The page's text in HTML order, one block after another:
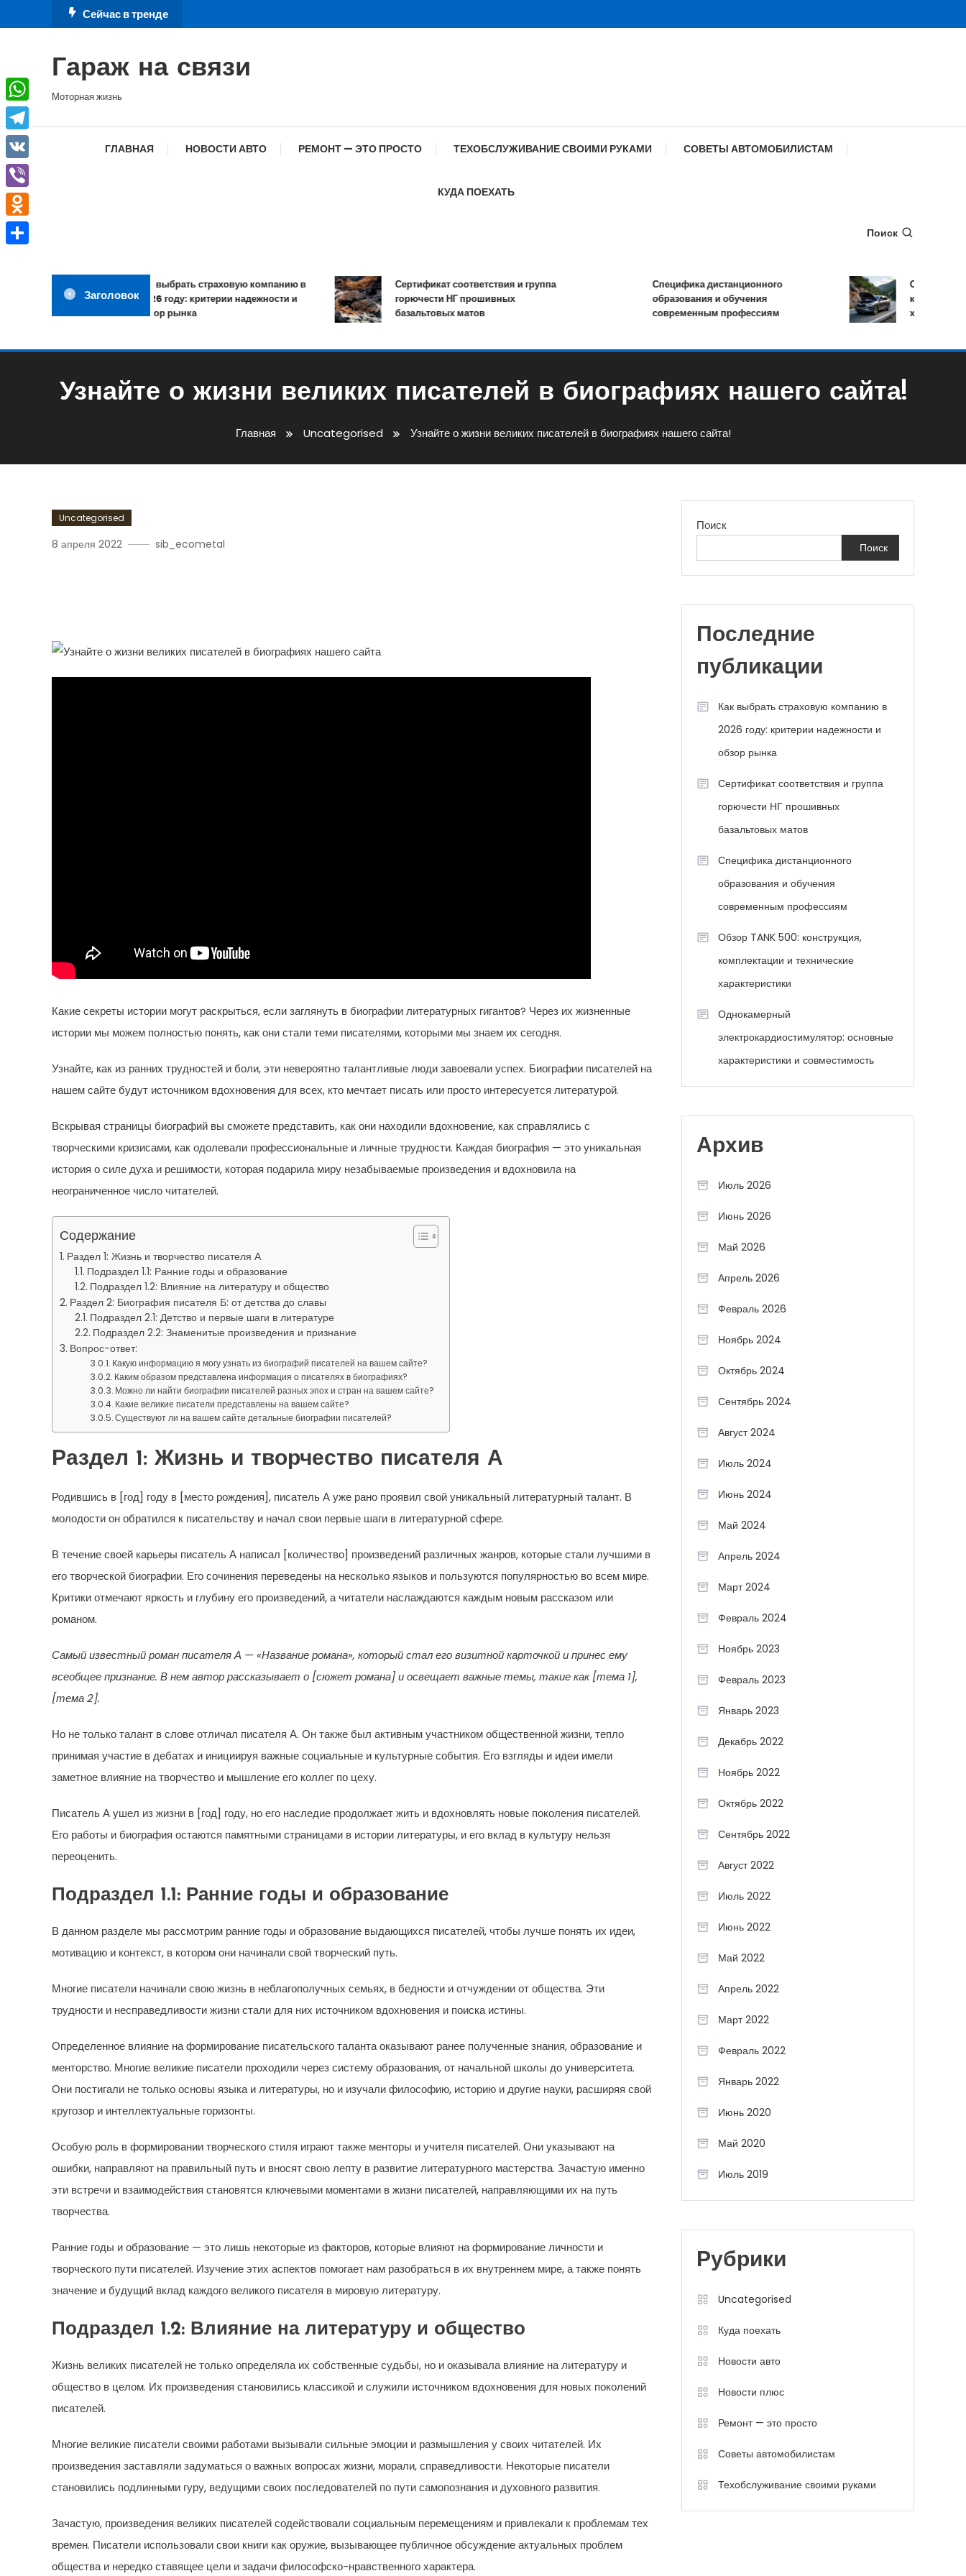
к
Сейчас в тренде
Гараж на связи
Моторная жизнь
ГЛАВНАЯ НОВОСТИ АВТО РЕМОНТ — ЭТО ПРОСТО ТЕХОБСЛУЖИВАНИЕ СВОИМИ РУКАМИ СОВЕТЫ АВТОМОБИЛИСТАМ
КУДА ПОЕХАТЬ
Поиск
Заголовок
Как выбрать страховую компанию в
2026 году: критерии надежности и
обзор рынка
Сертификат соответствия и группа
горючести НГ прошивных
базальтовых матов
Специфика дистанционного
образования и обучения
современным профессиям
Обзор TANK
комплектации и
характеристики
Узнайте о жизни великих писателей в биографиях нашего сайта!
Главная Uncategorised Узнайте о жизни великих писателей в биографиях нашего сайта!
Uncategorised
8 апреля 2022 sib_ecometal
Какие секреты истории могут раскрыться, если заглянуть в биографии литературных гигантов? Через их жизненные
истории мы можем полностью понять, как они стали теми писателями, которыми мы знаем их сегодня.
Узнайте, как из ранних трудностей и боли, эти невероятно талантливые люди завоевали успех. Биографии писателей на
нашем сайте будут источником вдохновения для всех, кто мечтает писать или просто интересуется литературой.
Вскрывая страницы биографий вы сможете представить, как они находили вдохновение, как справлялись с
творческими кризисами, как одолевали профессиональные и личные трудности. Каждая биография — это уникальная
история о силе духа и решимости, которая подарила миру незабываемые произведения и вдохновила на
неограниченное число читателей.
Содержание
Раздел 1: Жизнь и творчество писателя А
Подраздел 1.1: Ранние годы и образование
Подраздел 1.2: Влияние на литературу и общество
Раздел 2: Биография писателя Б: от детства до славы
Подраздел 2.1: Детство и первые шаги в литературе
Подраздел 2.2: Знаменитые произведения и признание
Вопрос-ответ:
Какую информацию я могу узнать из биографий писателей на вашем сайте?
Каким образом представлена информация о писателях в биографиях?
Можно ли найти биографии писателей разных эпох и стран на вашем сайте?
Какие великие писатели представлены на вашем сайте?
Существуют ли на вашем сайте детальные биографии писателей?
Раздел 1: Жизнь и творчество писателя А
Родившись в [год] году в [место рождения], писатель А уже рано проявил свой уникальный литературный талант. В
молодости он обратился к писательству и начал свои первые шаги в литературной сфере.
В течение своей карьеры писатель А написал [количество] произведений различных жанров, которые стали лучшими в
его творческой биографии. Его сочинения переведены на несколько языков и пользуются популярностью во всем мире.
Критики отмечают яркость и глубину его произведений, а читатели наслаждаются каждым новым рассказом или
романом.
Самый известный роман писателя А — «Название романа», который стал его визитной карточкой и принес ему
всеобщее признание. В нем автор рассказывает о [сюжет романа] и освещает важные темы, такие как [тема 1],
[тема 2].
Но не только талант в слове отличал писателя А. Он также был активным участником общественной жизни, тепло
принимая участие в дебатах и инициируя важные социальные и культурные события. Его взгляды и идеи имели
заметное влияние на творчество и мышление его коллег по цеху.
Писатель А ушел из жизни в [год] году, но его наследие продолжает жить и вдохновлять новые поколения писателей.
Его работы и биография остаются памятными страницами в истории литературы, и его вклад в культуру нельзя
переоценить.
Подраздел 1.1: Ранние годы и образование
В данном разделе мы рассмотрим ранние годы и образование выдающихся писателей, чтобы лучше понять их идеи,
мотивацию и контекст, в котором они начинали свой творческий путь.
Многие писатели начинали свою жизнь в неблагополучных семьях, в бедности и отчуждении от общества. Эти
трудности и несправедливости жизни стали для них источником вдохновения и поиска истины.
Определенное влияние на формирование писательского таланта оказывают ранее полученные знания, образование и
менторство. Многие великие писатели проходили через систему образования, от начальной школы до университета.
Они постигали не только основы языка и литературы, но и изучали философию, историю и другие науки, расширяя свой
кругозор и интеллектуальные горизонты.
Особую роль в формировании творческого стиля играют также менторы и учителя писателей. Они указывают на
ошибки, направляют на правильный путь и вносят свою лепту в развитие литературного мастерства. Зачастую именно
эти встречи и взаимодействия становятся ключевыми моментами в жизни писателей, направляющими их на путь
творчества.
Ранние годы и образование — это лишь некоторые из факторов, которые влияют на формирование личности и
творческого пути писателей. Изучение этих аспектов помогает нам разобраться в их внутреннем мире, а также понять
значение и будущий вклад каждого великого писателя в мировую литературу.
Подраздел 1.2: Влияние на литературу и общество
Жизнь великих писателей не только определяла их собственные судьбы, но и оказывала влияние на литературу и
общество в целом. Их произведения становились классикой и служили источником вдохновения для новых поколений
писателей.
Многие великие писатели своими работами вызывали сильные эмоции и размышления у своих читателей. Их
произведения заставляли задуматься о важных вопросах жизни, морали, справедливости. Некоторые писатели
становились подлинными гуру, ведущими своих последователей по пути самопознания и духовного развития.
Зачастую, произведения великих писателей содействовали социальным перемещениям и привлекали к проблемам тех
времен. Писатели использовали свои книги как оружие, вызывающее публичное обсуждение актуальных проблем
общества и нередко ставящее цели и задачи философско-нравственного характера.
Поиск
Поиск
Последние
публикации
Как выбрать страховую компанию в
2026 году: критерии надежности и
обзор рынка
Сертификат соответствия и группа
горючести НГ прошивных
базальтовых матов
Специфика дистанционного
образования и обучения
современным профессиям
Обзор TANK 500: конструкция,
комплектации и технические
характеристики
Однокамерный
электрокардиостимулятор: основные
характеристики и совместимость
Архив
Июль 2026
Июнь 2026
Май 2026
Апрель 2026
Февраль 2026
Ноябрь 2024
Октябрь 2024
Сентябрь 2024
Август 2024
Июль 2024
Июнь 2024
Май 2024
Апрель 2024
Март 2024
Февраль 2024
Ноябрь 2023
Февраль 2023
Январь 2023
Декабрь 2022
Ноябрь 2022
Октябрь 2022
Сентябрь 2022
Август 2022
Июль 2022
Июнь 2022
Май 2022
Апрель 2022
Март 2022
Февраль 2022
Январь 2022
Июнь 2020
Май 2020
Июль 2019
Рубрики
Uncategorised
Куда поехать
Новости авто
Новости плюс
Ремонт — это просто
Советы автомобилистам
Техобслуживание своими руками
WhatsApp
Telegram
VK
Viber
Odnoklassniki